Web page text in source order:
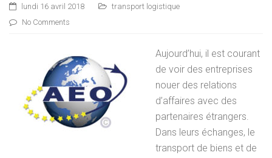
lundi 16 avril 2018
transport logistique
No Comments
Aujourd’hui, il est courant
de voir des entreprises
nouer des relations
d’affaires avec des
partenaires étrangers.
Dans leurs échanges, le
transport de biens et de